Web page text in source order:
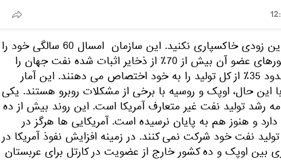
جواب: اوپک را به این زودی خاکسپاری نکنید. این سازمان امسال 60 سالگی خود را
جشن می گیرد. کشورهای عضو آن بیش از 70٪ از ذخایر اثبات شده نفت جهان را
کنترل می کنند و حدود 35٪ از کل تولید را به خود اختصاص می دهنند. این آمار
حال، اوپک و روسیه با برخی از مشکلات روبرو هستند. یکی
رشد تولید نفت غیر متعارف آمریکا است. این روند بیش از ده
و هنوز هم به پایان نرسیده است. آمریکایی ها هرگز در
نفت خود شرکت نمی کنند. در زمینه افزایش نفوذ آمریکا در
بین اوپک و ده کشور خارج از عضویت در کارتل برای عربستان